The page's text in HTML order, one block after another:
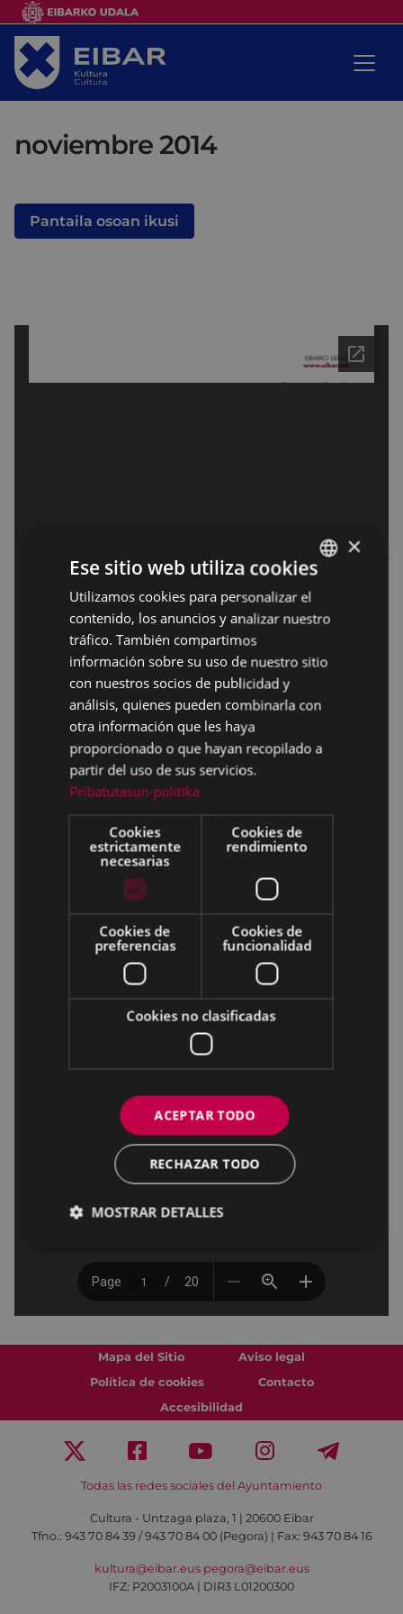
noviembre 2014
Pantaila osoan ikusi
Mapa del Sitio
Aviso legal
Política de cookies
Contacto
Accesibilidad
Todas las redes sociales del Ayuntamiento
Cultura - Untzaga plaza, 1 | 20600 Eibar
Tfno.: 943 70 84 39 / 943 70 84 00 (Pegora) | Fax: 943 70 84 16
kultura@eibar.eus pegora@eibar.eus
IFZ: P2003100A | DIR3 L01200300
BASQUE
SPANISH
×
Ese sitio web utiliza cookies
Utilizamos cookies para personalizar el
contenido, los anuncios y analizar nuestro
tráfico. También compartimos
información sobre su uso de nuestro sitio
con nuestros socios de publicidad y
análisis, quienes pueden combinarla con
otra información que les haya
proporcionado o que hayan recopilado a
partir del uso de sus servicios.
Pribatutasun-politika
Cookies
estrictamente
necesarias
Cookies de
rendimiento
Cookies de
preferencias
Cookies de
funcionalidad
Cookies no clasificadas
ACEPTAR TODO
RECHAZAR TODO
MOSTRAR DETALLES